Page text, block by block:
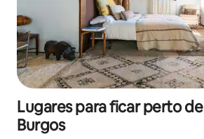
Lugares para ficar perto
Burgos